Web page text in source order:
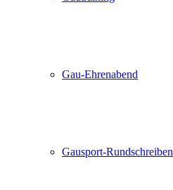
Gau-Ehrenabend
Gausport-Rundschreiben